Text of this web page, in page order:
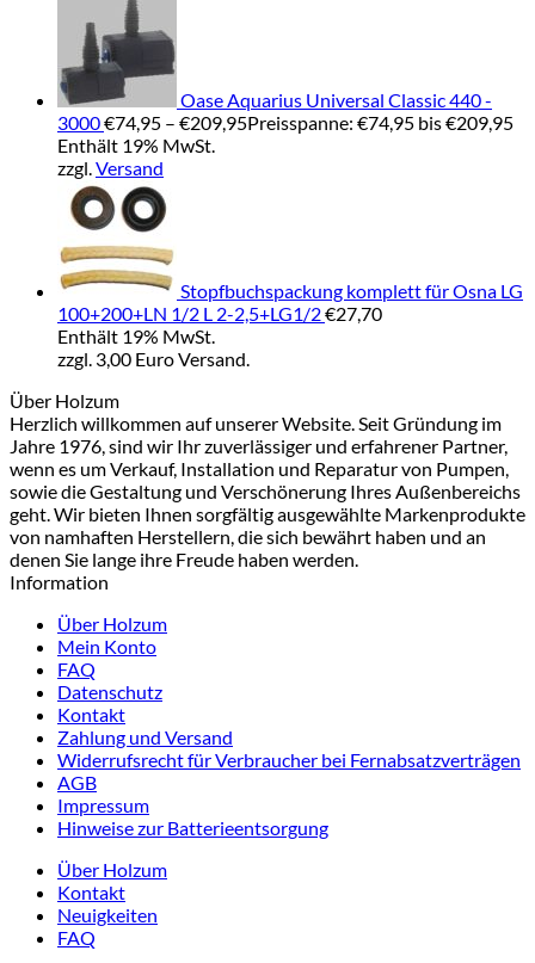
Oase Aquarius Universal Classic 440 -
3000€74,95 – €209,95Preisspanne: €74,95 bis €209,95
Enthält 19% MwSt.
zzgl.Versand
Stopfbuchspackung komplett für Osna LG
100+200+LN 1/2 L 2-2,5+LG1/2€27,70
Enthält 19% MwSt.
zzgl. 3,00 Euro Versand.
Über Holzum
Herzlich willkommen auf unserer Website. Seit Gründung im
Jahre 1976, sind wir Ihr zuverlässiger und erfahrener Partner,
wenn es um Verkauf, Installation und Reparatur von Pumpen,
sowie die Gestaltung und Verschönerung Ihres Außenbereichs
geht. Wir bieten Ihnen sorgfältig ausgewählte Markenprodukte
von namhaften Herstellern, die sich bewährt haben und an
denen Sie lange ihre Freude haben werden.
Information
Über Holzum
Mein Konto
FAQ
Datenschutz
Kontakt
Zahlung und Versand
Widerrufsrecht für Verbraucher bei Fernabsatzverträgen
AGB
Impressum
Hinweise zur Batterieentsorgung
Über Holzum
Kontakt
Neuigkeiten
FAQ